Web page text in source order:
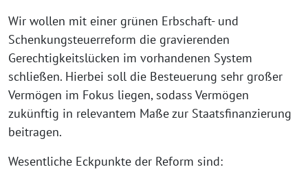
Wir wollen mit einer grünen Erbschaft- und
Schenkungsteuerreform die gravierenden
Gerechtigkeitslücken im vorhandenen System
schließen. Hierbei soll die Besteuerung sehr großer
Vermögen im Fokus liegen, sodass Vermögen
zukünftig in relevantem Maße zur Staatsfinanzierung
beitragen.
Wesentliche Eckpunkte der Reform sind: